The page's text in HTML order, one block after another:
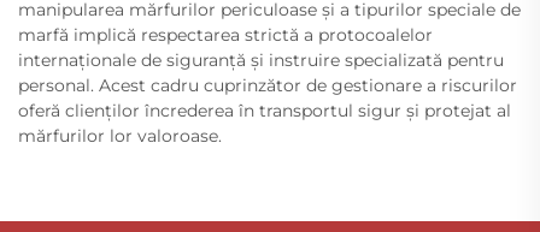
manipularea mărfurilor periculoase și a tipurilor speciale de
marfă implică respectarea strictă a protocoalelor
internaționale de siguranță și instruire specializată pentru
personal. Acest cadru cuprinzător de gestionare a riscurilor
oferă clienților încrederea în transportul sigur și protejat al
mărfurilor lor valoroase.